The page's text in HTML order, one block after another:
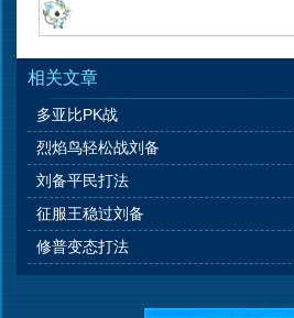
相关文章
多亚比PK战
烈焰鸟轻松战刘备
刘备平民打法
征服王稳过刘备
修普变态打法